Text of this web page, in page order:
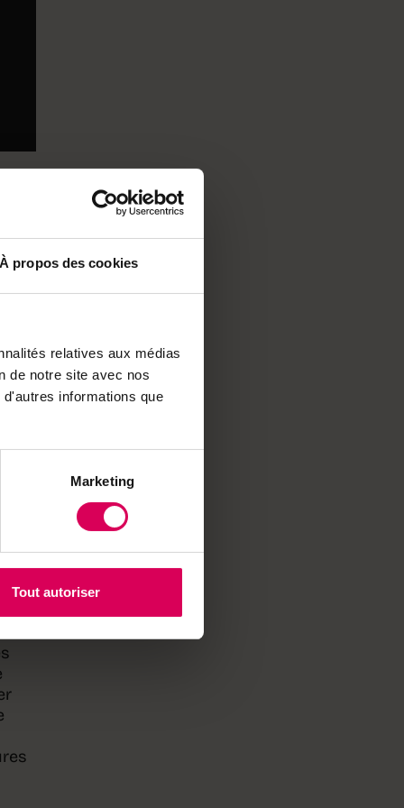
À propos des cookies
relatives aux médias
de notre site avec nos
informations que
Marketing
Tout autoriser